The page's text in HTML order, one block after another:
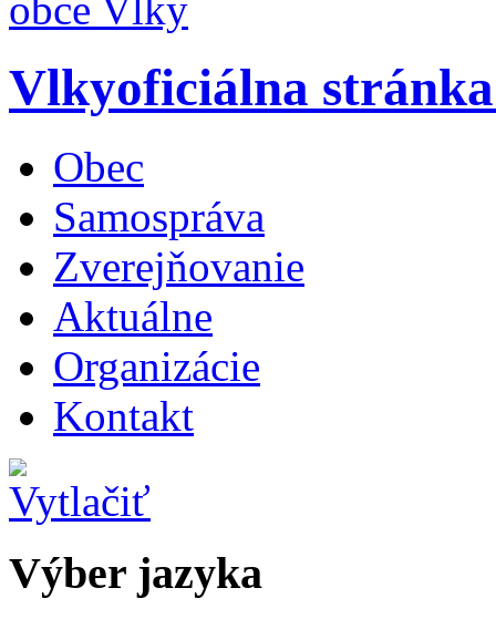
Vlkyoficiálna
Obec
Samospráva
Zverejňovanie
Aktuálne
Organizácie
Kontakt
Výber jazyka